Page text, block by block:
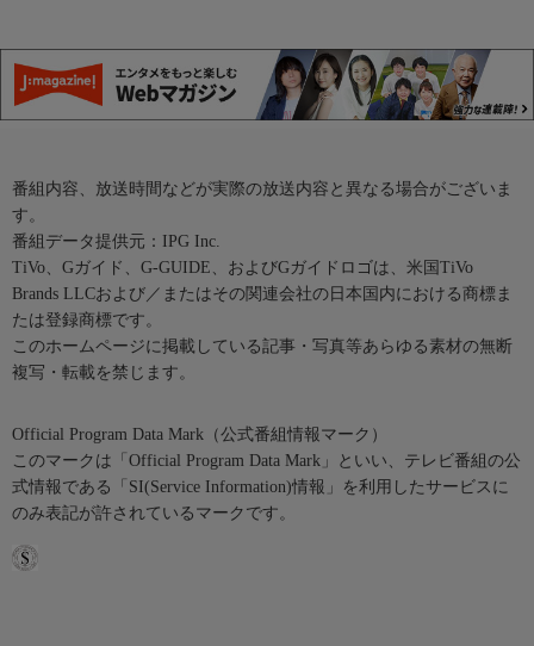
番組内容、放送時間などが実際の放送内容と異なる場合がございま
す。
番組データ提供元：IPG Inc.
TiVo、Gガイド、G-GUIDE、およびGガイドロゴは、米国TiVo
Brands LLCおよび／またはその関連会社の日本国内における商標ま
たは登録商標です。
このホームページに掲載している記事・写真等あらゆる素材の無断
複写・転載を禁じます。
Official Program Data Mark（公式番組情報マーク）
このマークは「Official Program Data Mark」といい、テレビ番組の公
式情報である「SI(Service Information)情報」を利用したサービスに
のみ表記が許されているマークです。